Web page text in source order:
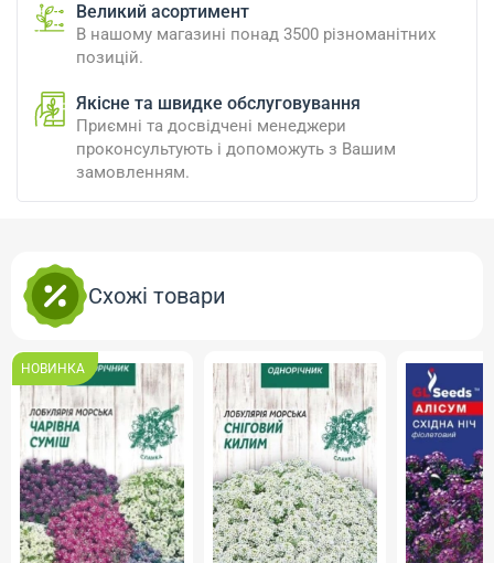
Великий асортимент
В нашому магазині понад 3500 різноманітних
позицій.
Якісне та швидке обслуговування
Приємні та досвідчені менеджери
проконсультують і допоможуть з Вашим
замовленням.
Схожі товари
НОВИНКА